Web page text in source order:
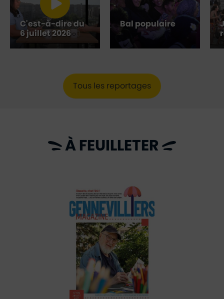
C'est-à-dire du
6 juillet 2026
Bal populaire
Tous les reportages
À FEUILLETER